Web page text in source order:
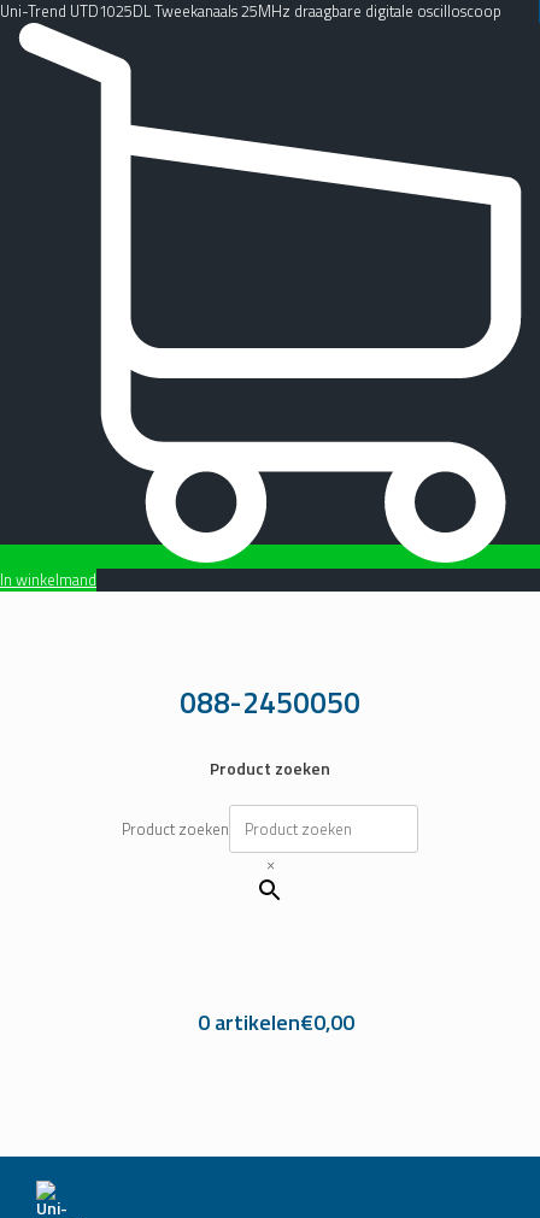
Uni-Trend UTD1025DL Tweekanaals 25MHz draagbare digitale oscilloscoop
In winkelmand
088-2450050
Product zoeken
Product zoeken
×
0 artikelen€0,00